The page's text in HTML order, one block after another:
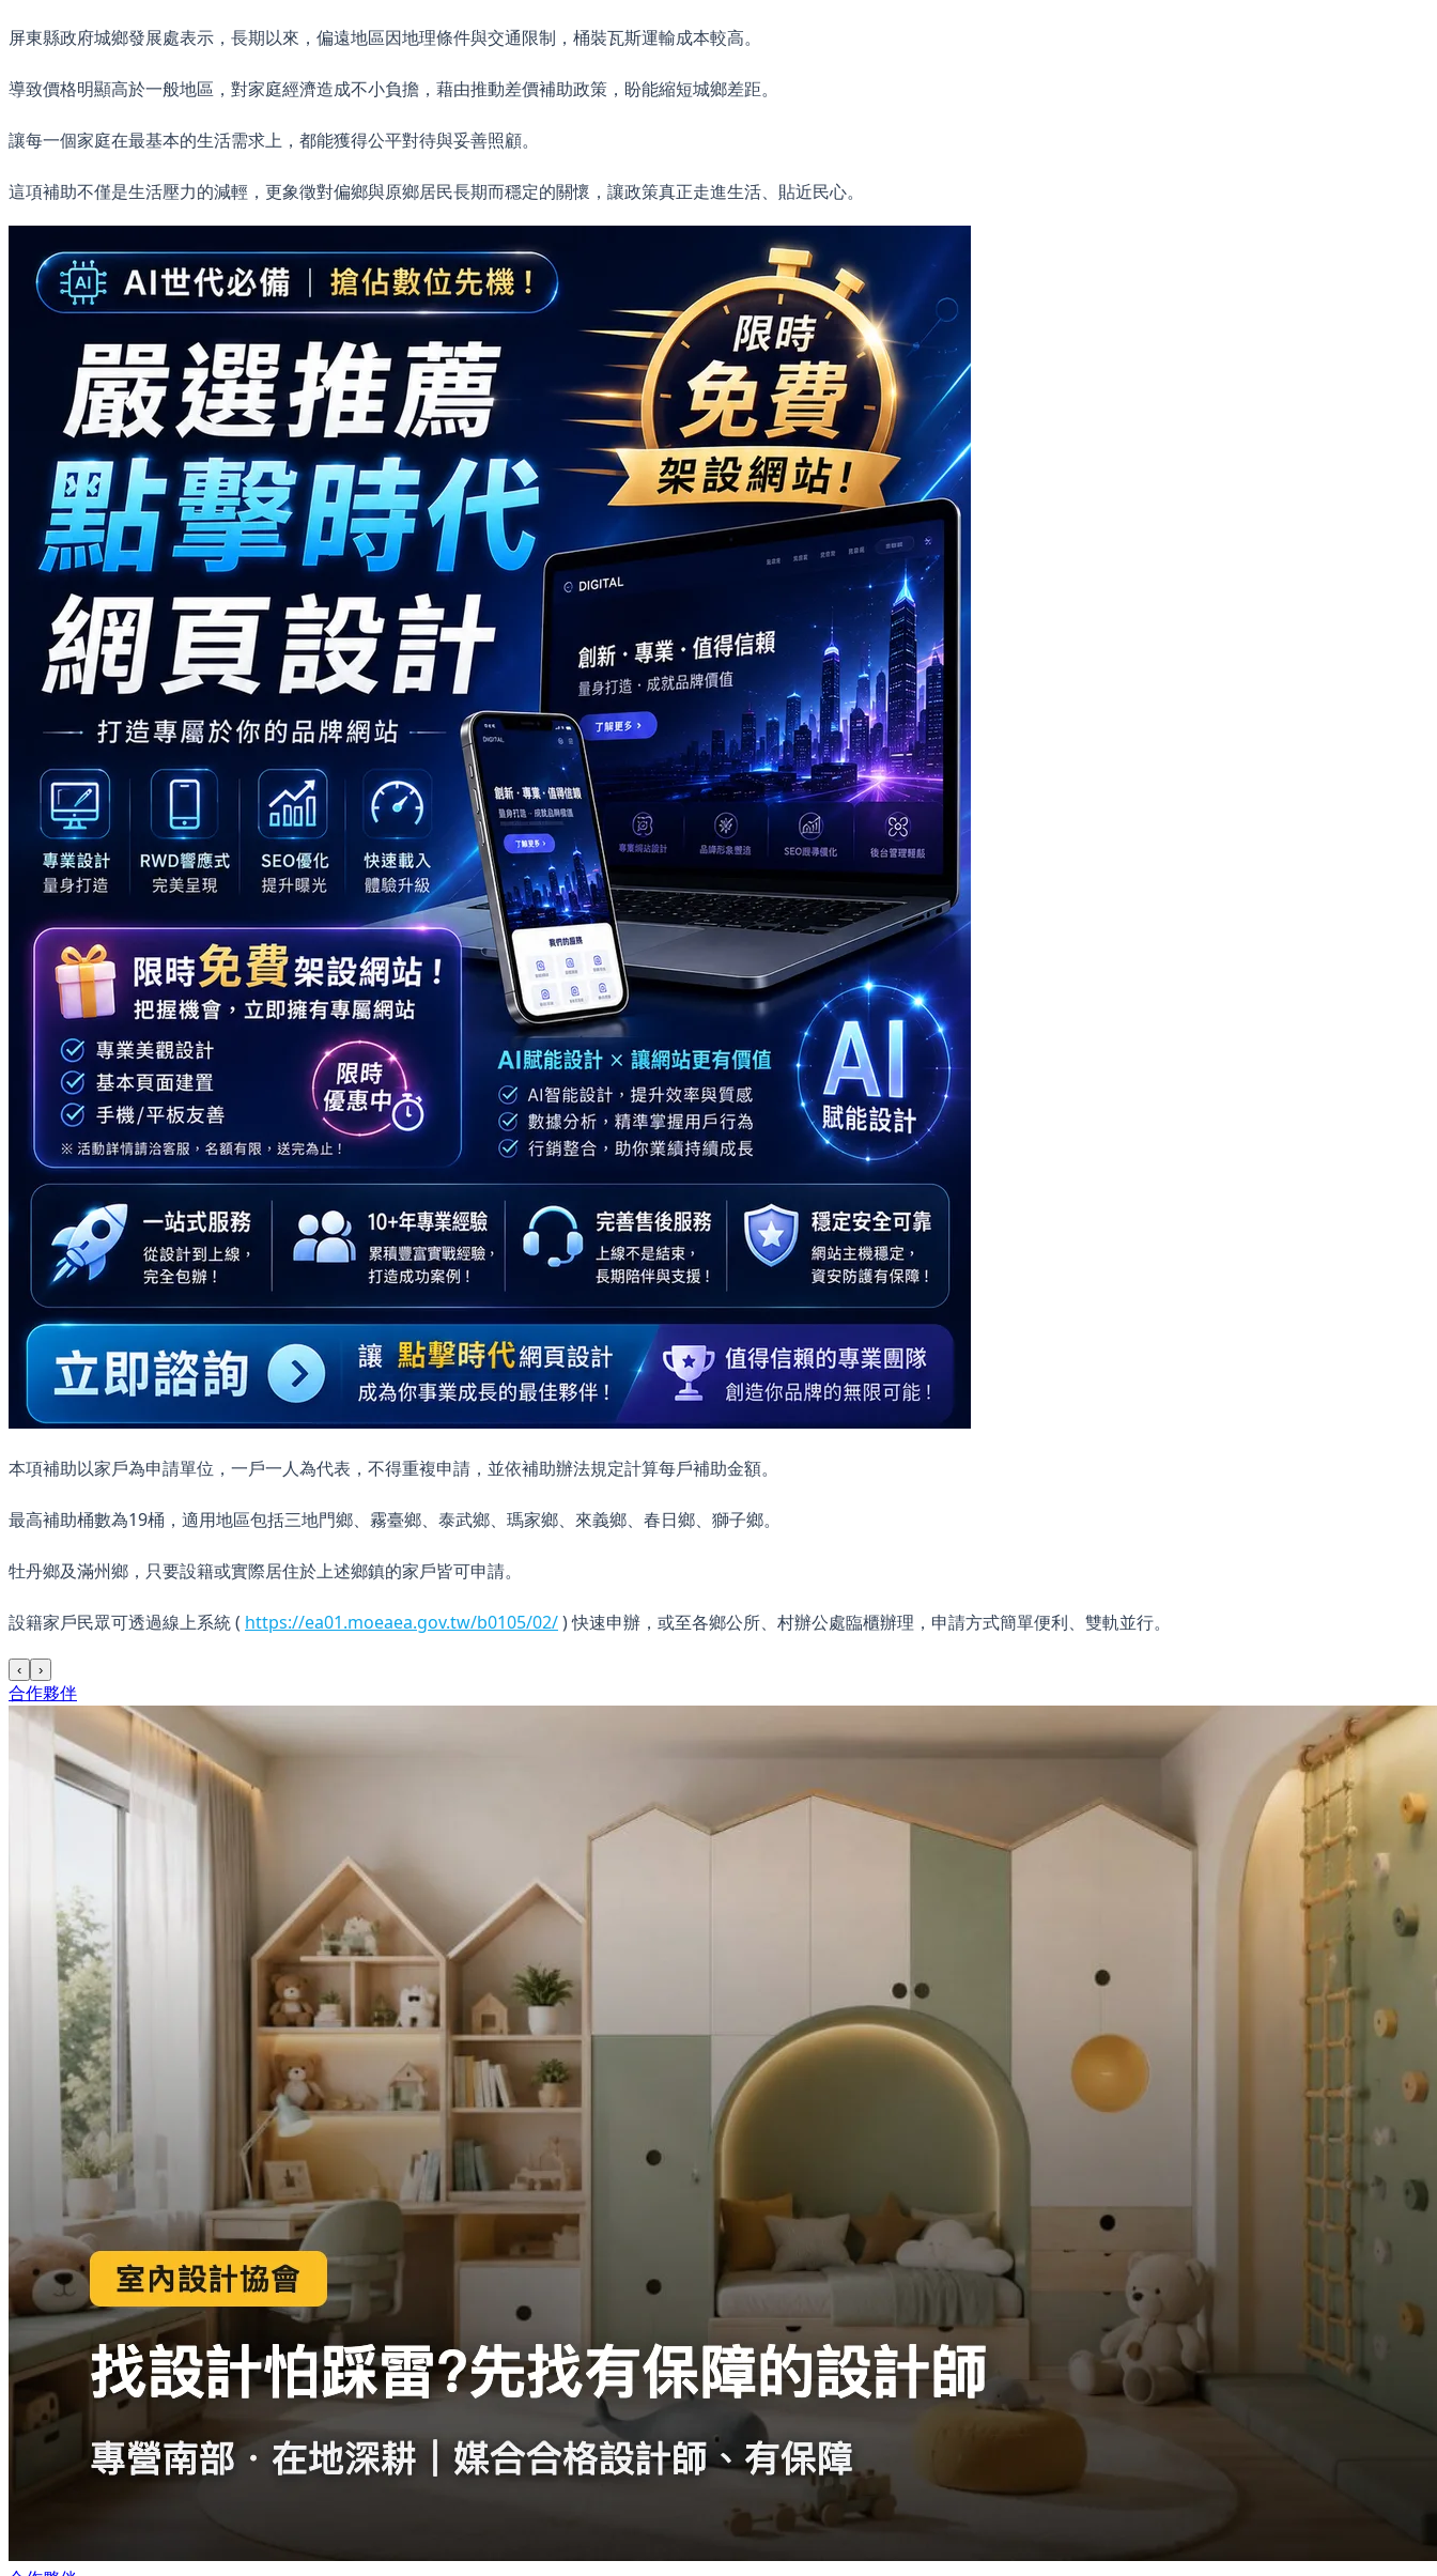
屏東縣政府城鄉發展處表示，長期以來，偏遠地區因地理條件與交通限制，桶裝瓦斯運輸成本較高。
導致價格明顯高於一般地區，對家庭經濟造成不小負擔，藉由推動差價補助政策，盼能縮短城鄉差距。
讓每一個家庭在最基本的生活需求上，都能獲得公平對待與妥善照顧。
這項補助不僅是生活壓力的減輕，更象徵對偏鄉與原鄉居民長期而穩定的關懷，讓政策真正走進生活、貼近民心。
本項補助以家戶為申請單位，一戶一人為代表，不得重複申請，並依補助辦法規定計算每戶補助金額。
最高補助桶數為19桶，適用地區包括三地門鄉、霧臺鄉、泰武鄉、瑪家鄉、來義鄉、春日鄉、獅子鄉。
牡丹鄉及滿州鄉，只要設籍或實際居住於上述鄉鎮的家戶皆可申請。
設籍家戶民眾可透過線上系統 ( https://ea01.moeaea.gov.tw/b0105/02/) 快速申辦，或至各鄉公所、村辦公處臨櫃辦理，申請方式簡單便利、雙軌並行。
‹ ›
合作夥伴